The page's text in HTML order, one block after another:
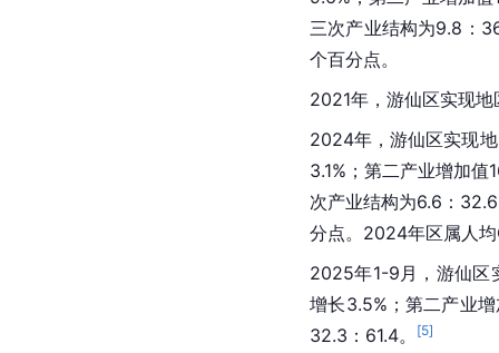
三次产业结构为9.8：
个百分点。
2021年，游仙区实现
2024年，游仙区实现
3.1%；第二产业增加
次产业结构为6.6：
分点。2024年区属人
2025年1-9月，游仙区
增长3.5%；第二产业
32.3：61.4。
[5]